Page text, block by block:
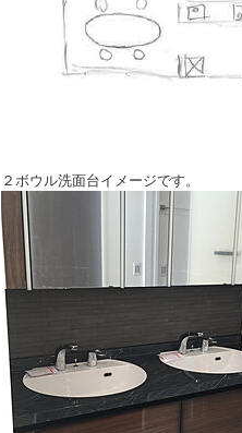
２ボウル洗面台イメージです。